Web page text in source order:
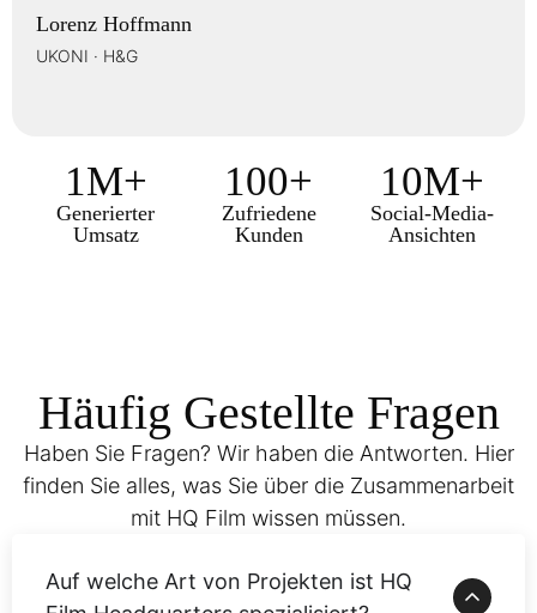
Lorenz Hoffmann
UKONI · H&G
1M+
Generierter
Umsatz
100+
Zufriedene
Kunden
10M+
Social-Media-
Ansichten
Häufig Gestellte Fragen
Haben Sie Fragen? Wir haben die Antworten. Hier
finden Sie alles, was Sie über die Zusammenarbeit
mit HQ Film wissen müssen.
Auf welche Art von Projekten ist HQ